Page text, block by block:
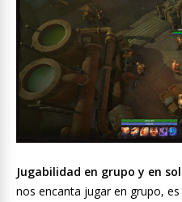
Jugabilidad en grupo y en
nos encanta jugar en grupo,